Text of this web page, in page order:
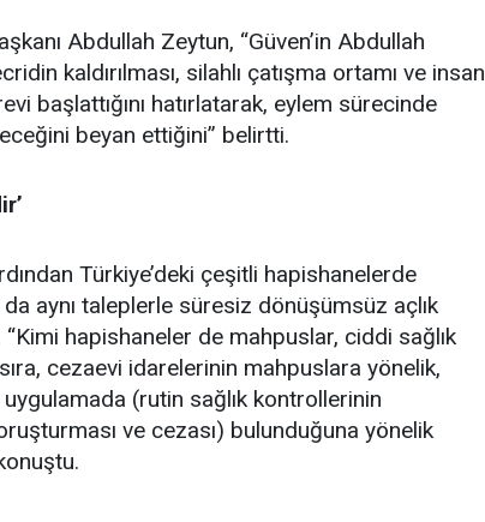
Abdullah Zeytun, “Güven’in Abdullah
kaldırılması, silahlı çatışma ortamı ve insan
başlattığını hatırlatarak, eylem sürecinde
beyan ettiğini” belirtti.
Türkiye’deki çeşitli hapishanelerde
aynı taleplerle süresiz dönüşümsüz açlık
hapishaneler de mahpuslar, ciddi sağlık
cezaevi idarelerinin mahpuslara yönelik,
(rutin sağlık kontrollerinin
ve cezası) bulunduğuna yönelik